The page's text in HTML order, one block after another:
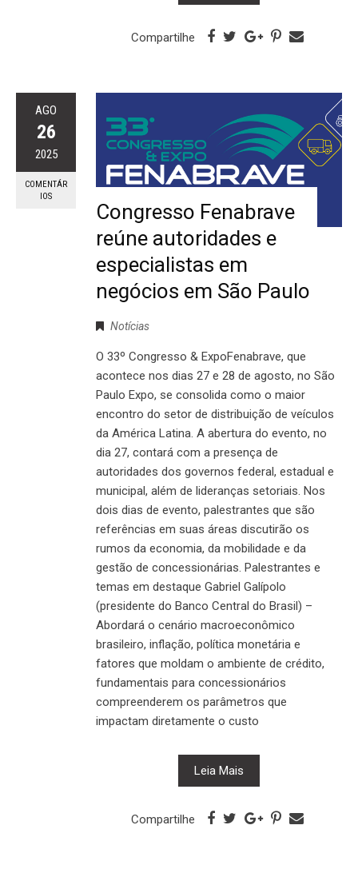
Compartilhe
AGO
26
2025
COMENTÁR
IOS
Congresso Fenabrave
reúne autoridades e
especialistas em
negócios em São Paulo
Notícias
O 33º Congresso & ExpoFenabrave, que
acontece nos dias 27 e 28 de agosto, no São
Paulo Expo, se consolida como o maior
encontro do setor de distribuição de veículos
da América Latina. A abertura do evento, no
dia 27, contará com a presença de
autoridades dos governos federal, estadual e
municipal, além de lideranças setoriais. Nos
dois dias de evento, palestrantes que são
referências em suas áreas discutirão os
rumos da economia, da mobilidade e da
gestão de concessionárias. Palestrantes e
temas em destaque Gabriel Galípolo
(presidente do Banco Central do Brasil) –
Abordará o cenário macroeconômico
brasileiro, inflação, política monetária e
fatores que moldam o ambiente de crédito,
fundamentais para concessionários
compreenderem os parâmetros que
impactam diretamente o custo
Leia Mais
Compartilhe